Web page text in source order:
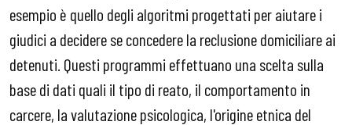
esempio è quello degli algoritmi progettati per aiutare i
giudici a decidere se concedere la reclusione domiciliare ai
detenuti. Questi programmi effettuano una scelta sulla
base di dati quali il tipo di reato, il comportamento in
carcere, la valutazione psicologica, l'origine etnica del